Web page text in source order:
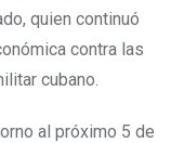
quien continuó
contra las
cubano.
al próximo 5 de